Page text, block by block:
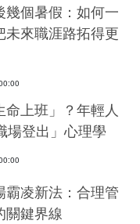
幾個暑假：如何一
未來職涯路拓得更
上班」？年輕人
場登出」心理學
霸凌新法：合理管
關鍵界線